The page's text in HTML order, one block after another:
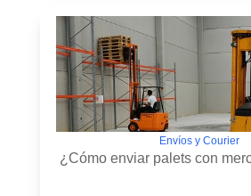
Envíos y Courier
¿Cómo enviar palets con